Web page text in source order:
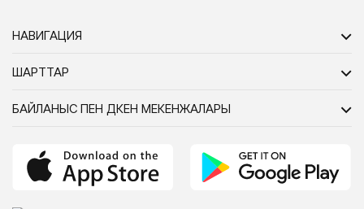
НАВИГАЦИЯ
ШАРТТАР
БАЙЛАНЫС ПЕН ДҮКЕН МЕКЕНЖАЛАРЫ